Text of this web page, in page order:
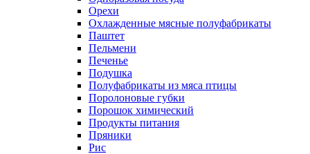
Орехи
Охлажденные мясные полуфабрикаты
Паштет
Пельмени
Печенье
Подушка
Полуфабрикаты из мяса птицы
Поролоновые губки
Порошок химический
Продукты питания
Пряники
Рис